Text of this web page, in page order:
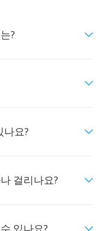
?
나요?
걸리나요?